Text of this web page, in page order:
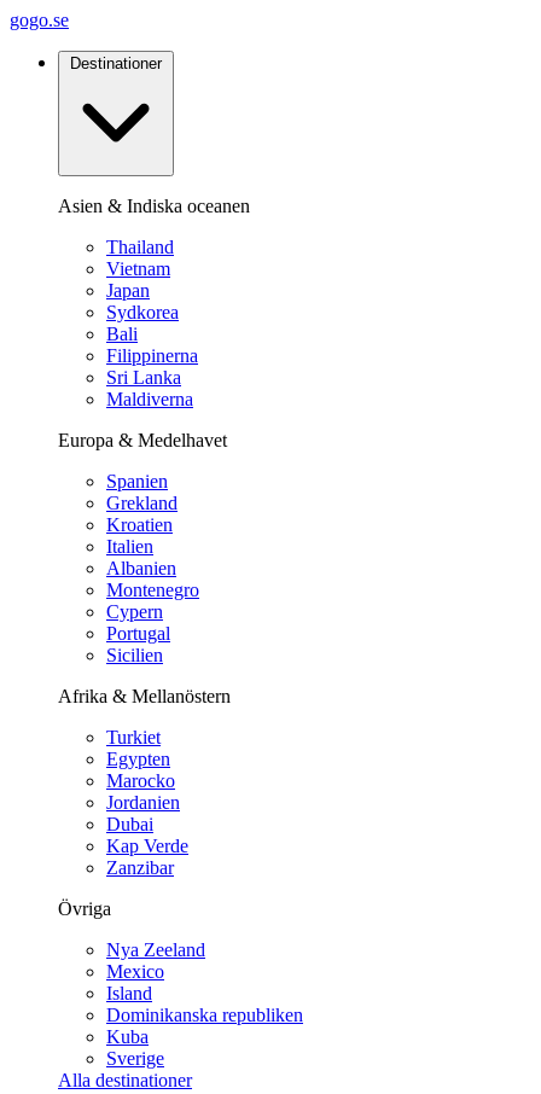
gogo.se
Destinationer
Asien & Indiska oceanen
Thailand
Vietnam
Japan
Sydkorea
Bali
Filippinerna
Sri Lanka
Maldiverna
Europa & Medelhavet
Spanien
Grekland
Kroatien
Italien
Albanien
Montenegro
Cypern
Portugal
Sicilien
Afrika & Mellanöstern
Turkiet
Egypten
Marocko
Jordanien
Dubai
Kap Verde
Zanzibar
Övriga
Nya Zeeland
Mexico
Island
Dominikanska republiken
Kuba
Sverige
Alla destinationer